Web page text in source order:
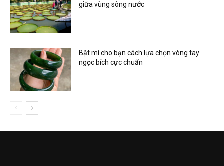
giữa vùng sông nước
Bật mí cho bạn cách lựa chọn vòng tay
ngọc bích cực chuẩn